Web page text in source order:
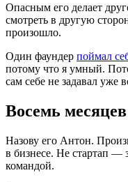
Опасным его делает
смотреть в другую
произошло.
Один фаундер поймал
потому что я умный.
сам себе не задавал уже
Восемь месяцев
Назову его Антон.
в бизнесе. Не стартап —
командой.